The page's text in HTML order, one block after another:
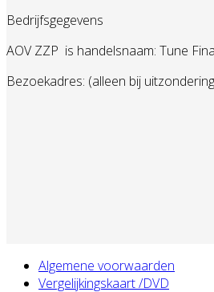
Bedrijfsgegevens
AOV ZZP is handelsnaam: Tune
Bezoekadres: (alleen bij
Algemene voorwaarden
Vergelijkingskaart /DVD